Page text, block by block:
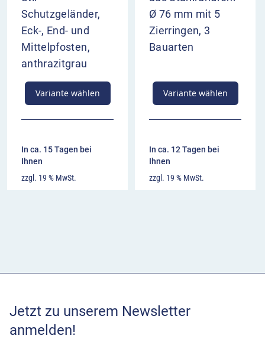
Schutzgeländer,
Eck-, End- und
Mittelpfosten,
anthrazitgrau
Variante wählen
In ca. 15 Tagen bei
Ihnen
zzgl. 19 % MwSt.
Ø 76 mm mit 5
Zierringen, 3
Bauarten
Variante wählen
In ca. 12 Tagen bei
Ihnen
zzgl. 19 % MwSt.
Jetzt zu unserem Newsletter
anmelden!